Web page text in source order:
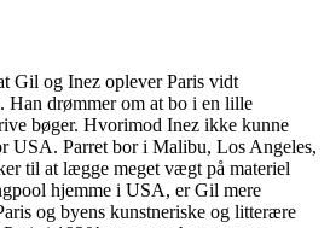
Gil og Inez oplever Paris vidt
Han drømmer om at bo i en lille
bøger. Hvorimod Inez ikke kunne
USA. Parret bor i Malibu, Los Angeles,
til at lægge meget vægt på materiel
hjemme i USA, er Gil mere
og byens kunstneriske og litterære